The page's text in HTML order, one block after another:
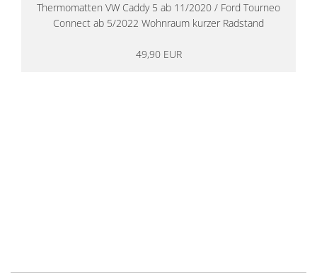
Thermomatten VW Caddy 5 ab 11/2020 / Ford Tourneo
Connect ab 5/2022 Wohnraum kurzer Radstand
49,90 EUR